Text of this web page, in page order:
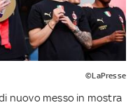
©LaPresse
nuovo messo in mostra